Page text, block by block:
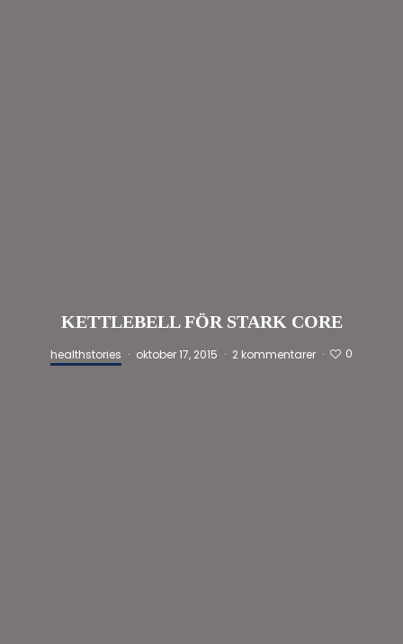
KETTLEBELL FÖR STARK CORE
healthstories · oktober 17, 2015 · 2 kommentarer · 0